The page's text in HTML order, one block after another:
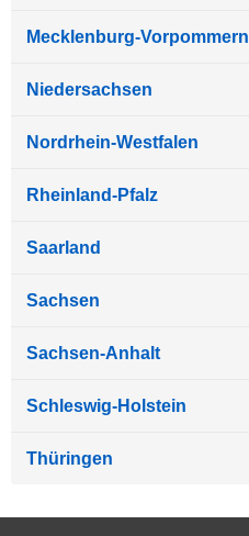
Mecklenburg-Vorpommern
Niedersachsen
Nordrhein-Westfalen
Rheinland-Pfalz
Saarland
Sachsen
Sachsen-Anhalt
Schleswig-Holstein
Thüringen